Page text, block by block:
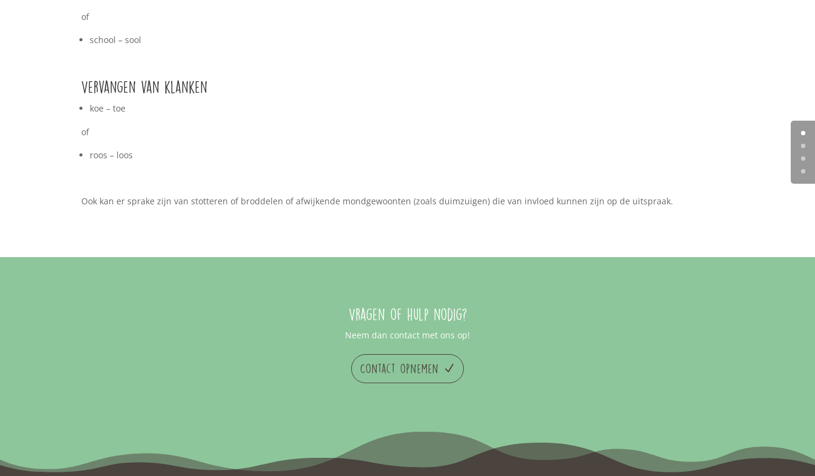
of
school – sool
Vervangen van klanken
koe – toe
of
roos – loos
Ook kan er sprake zijn van stotteren of broddelen of afwijkende mondgewoonten (zoals duimzuigen) die van invloed kunnen zijn op de uitspraak.
Vragen of hulp nodig?
Neem dan contact met ons op!
Contact opnemen